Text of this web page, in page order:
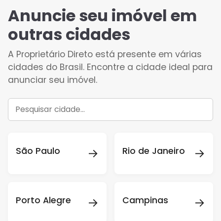
Anuncie seu imóvel em
outras cidades
A Proprietário Direto está presente em várias
cidades do Brasil. Encontre a cidade ideal para
anunciar seu imóvel.
São Paulo → Rio de Janeiro →
Porto Alegre → Campinas →